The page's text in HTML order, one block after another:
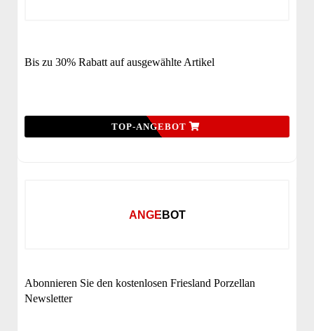
Bis zu 30% Rabatt auf ausgewählte Artikel
TOP-ANGEBOT
ANGEBOT
Abonnieren Sie den kostenlosen Friesland Porzellan
Newsletter